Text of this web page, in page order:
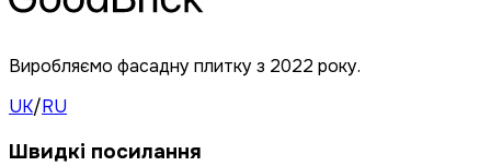
Виробляємо фасадну плитку з 2022 року.
UK/RU
Швидкі посилання